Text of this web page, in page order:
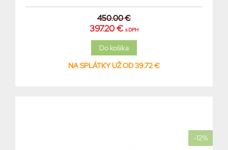
450.00 €
397.20 € s DPH
NA SPLÁTKY UŽ OD 39.72 €
-12%